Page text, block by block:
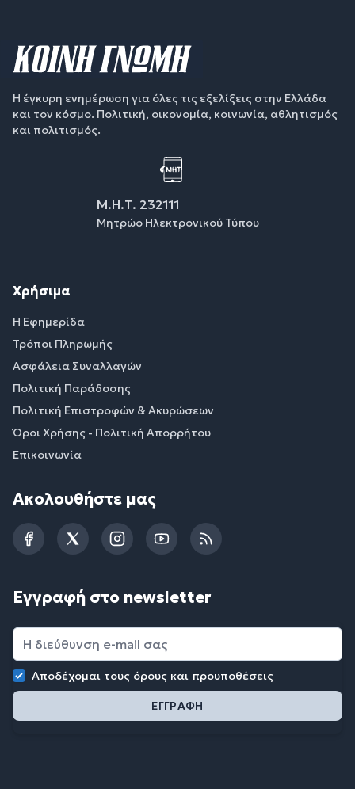
Η έγκυρη ενημέρωση για όλες τις εξελίξεις στην Ελλάδα
και τον κόσμο. Πολιτική, οικονομία, κοινωνία, αθλητισμός
και πολιτισμός.
Μ.Η.Τ. 232111
Μητρώο Ηλεκτρονικού Τύπου
Χρήσιμα
Η Εφημερίδα
Τρόποι Πληρωμής
Ασφάλεια Συναλλαγών
Πολιτική Παράδοσης
Πολιτική Επιστροφών & Ακυρώσεων
Όροι Χρήσης - Πολιτική Απορρήτου
Επικοινωνία
Ακολουθήστε μας
FacebookTwitterInstagramYouTubeRSS
Εγγραφή στο newsletter
Αποδέχομαι τους όρους και προυποθέσεις